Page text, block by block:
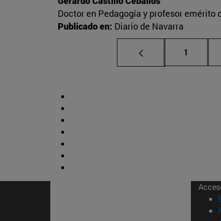
Doctor en Pedagogía y profesor emérito
Publicado en: Diario de Navarra
Página
1